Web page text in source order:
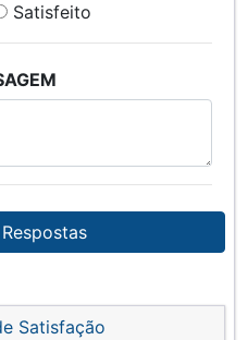
Satisfeito
Enviar Respostas
Satisfação